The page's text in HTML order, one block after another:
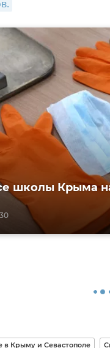
школы Крыма
в Крыму и Севастополе